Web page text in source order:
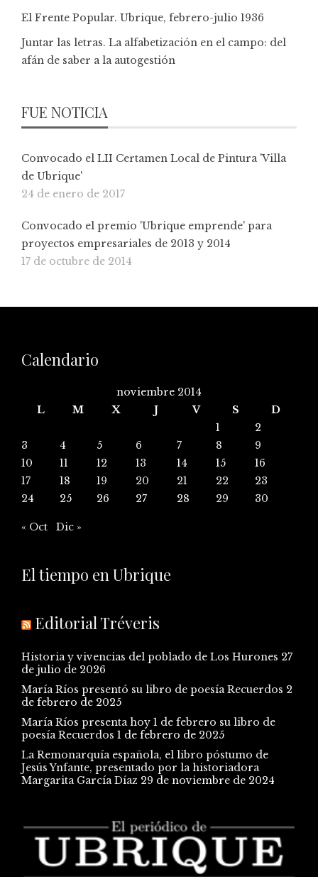
El Frente Popular. Ubrique, febrero-julio 1936
Juntar las letras. La alfabetización en el campo: del
afán de saber a la autogestión
FUE NOTICIA
Convocado el LII Certamen Local de Pintura 'Villa
de Ubrique'
24 de enero de 2017
Convocado el premio 'Ubrique emprende' para
proyectos empresariales de 2013 y 2014
17 de octubre de 2014
Calendario
noviembre 2014
L
M X J V S
D
1
2
3
4 5 6 7 8
9
10
11 12 13 14 15
16
17
18 19 20 21 22
23
24
25 26 27 28 29 30
« Oct Dic »
El tiempo en Ubrique
Editorial Tréveris
Historia y vivencias del poblado de Los Hurones 27
de julio de 2026
María Ríos presentó su libro de poesía Recuerdos 2
de febrero de 2025
María Ríos presenta hoy 1 de febrero su libro de
poesía Recuerdos 1 de febrero de 2025
La Remonarquía española, el libro póstumo de
Jesús Ynfante, presentado por la historiadora
Margarita García Díaz 29 de noviembre de 2024